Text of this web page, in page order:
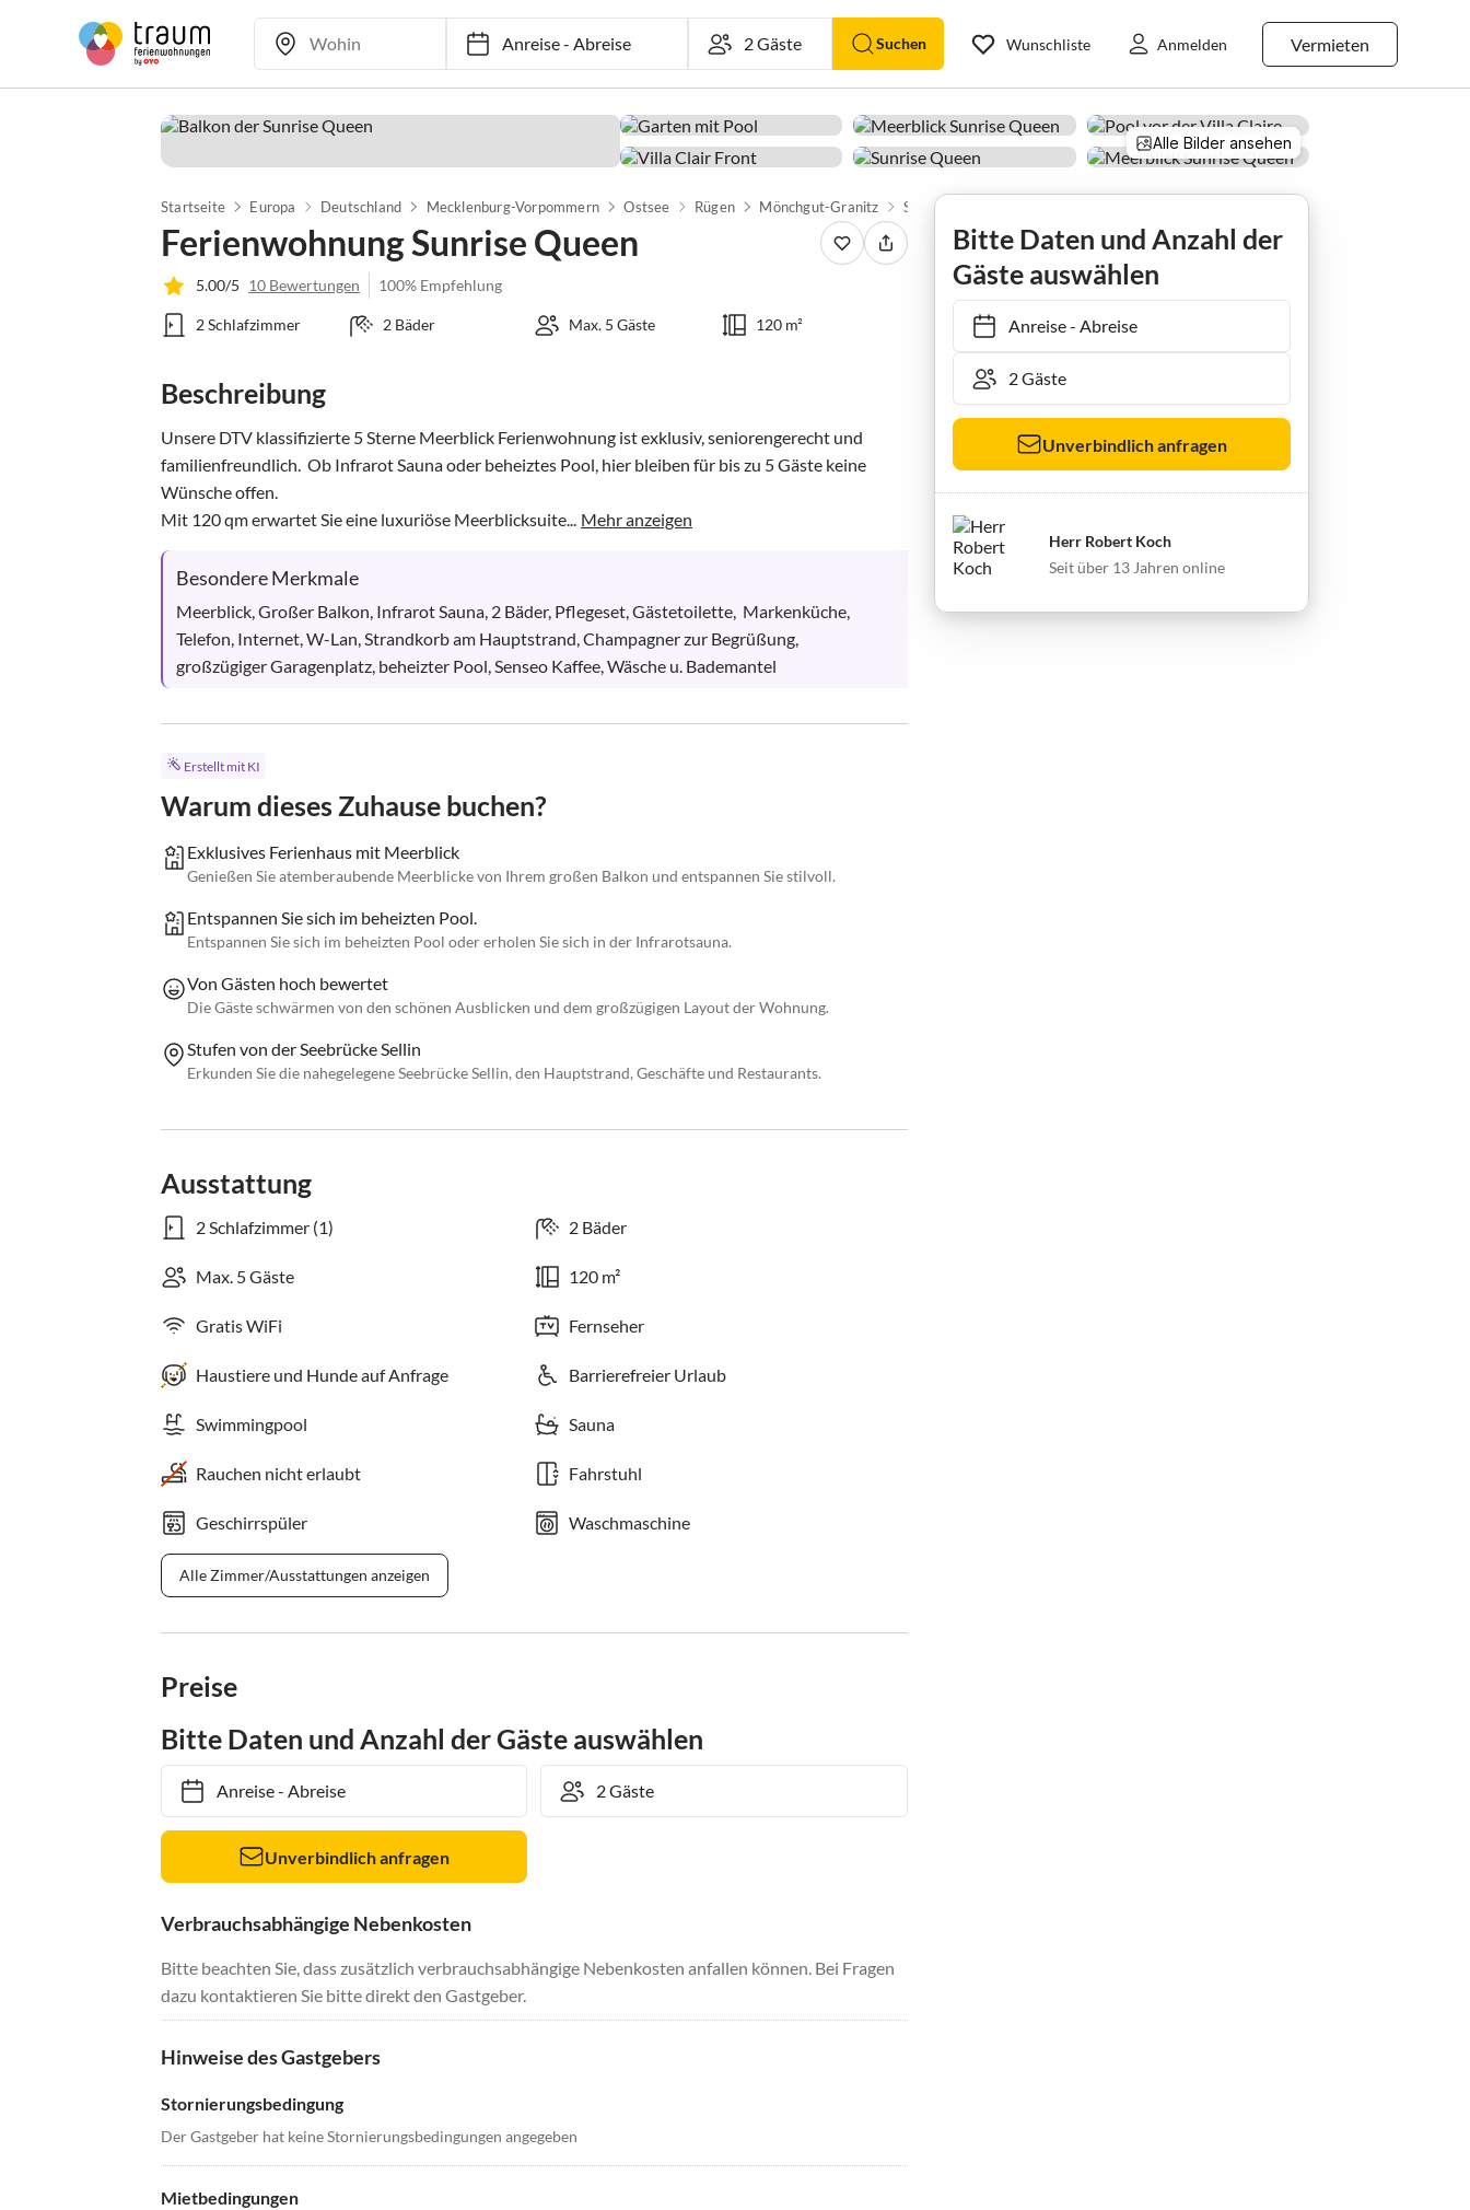
Anreise-Abreise Suchen Vermieten
Wunschliste Anmelden
Alle Bilder ansehen
Startseite Europa Deutschland Mecklenburg-Vorpommern Ostsee Rügen Mönchgut-Granitz Sellin
Ferienwohnung Sunrise Queen
5.00/5 10 Bewertungen 100% Empfehlung
2 Schlafzimmer 2 Bäder Max. 5 Gäste 120 m²
Beschreibung
Unsere DTV klassifizierte 5 Sterne Meerblick Ferienwohnung ist exklusiv, seniorengerecht und
familienfreundlich.  Ob Infrarot Sauna oder beheiztes Pool, hier bleiben für bis zu 5 Gäste keine
Wünsche offen.
Mit 120 qm erwartet Sie eine luxuriöse Meerblicksuite... Mehr anzeigen
Besondere Merkmale
Meerblick, Großer Balkon, Infrarot Sauna, 2 Bäder, Pflegeset, Gästetoilette,  Markenküche,
Telefon, Internet, W-Lan, Strandkorb am Hauptstrand, Champagner zur Begrüßung,
großzügiger Garagenplatz, beheizter Pool, Senseo Kaffee, Wäsche u. Bademantel
Erstellt mit KI
Warum dieses Zuhause buchen?
Exklusives Ferienhaus mit Meerblick
Genießen Sie atemberaubende Meerblicke von Ihrem großen Balkon und entspannen Sie stilvoll.
Entspannen Sie sich im beheizten Pool.
Entspannen Sie sich im beheizten Pool oder erholen Sie sich in der Infrarotsauna.
Von Gästen hoch bewertet
Die Gäste schwärmen von den schönen Ausblicken und dem großzügigen Layout der Wohnung.
Stufen von der Seebrücke Sellin
Erkunden Sie die nahegelegene Seebrücke Sellin, den Hauptstrand, Geschäfte und Restaurants.
Ausstattung
2 Schlafzimmer (1) 2 Bäder
Max. 5 Gäste 120 m²
Gratis WiFi Fernseher
Haustiere und Hunde auf Anfrage Barrierefreier Urlaub
Swimmingpool Sauna
Rauchen nicht erlaubt Fahrstuhl
Geschirrspüler Waschmaschine
Alle Zimmer/Ausstattungen anzeigen
Preise
Bitte Daten und Anzahl der Gäste auswählen
Anreise- Abreise
Unverbindlich anfragen
Verbrauchsabhängige Nebenkosten
Bitte beachten Sie, dass zusätzlich verbrauchsabhängige Nebenkosten anfallen können. Bei Fragen
dazu kontaktieren Sie bitte direkt den Gastgeber.
Hinweise des Gastgebers
Stornierungsbedingung
Der Gastgeber hat keine Stornierungsbedingungen angegeben
Mietbedingungen
Bitte Daten und Anzahl der
Gäste auswählen
Anreise- Abreise
Unverbindlich anfragen
Herr Robert Koch
Seit über 13 Jahren online